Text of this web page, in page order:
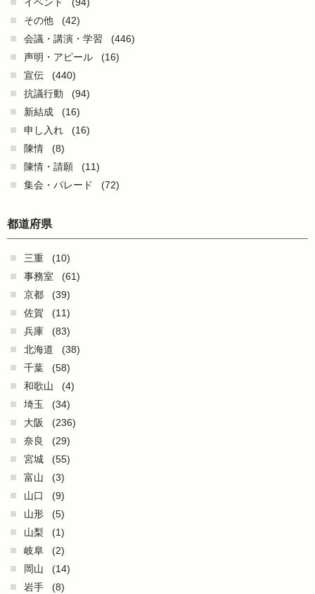
その他
(42)
会議・講演・学習
(446)
声明・アピール
(16)
宣伝
(440)
抗議行動
(94)
新結成
(16)
申し入れ
(16)
陳情
(8)
陳情・請願
(11)
集会・パレード
(72)
都道府県
三重
(10)
事務室
(61)
京都
(39)
佐賀
(11)
兵庫
(83)
北海道
(38)
千葉
(58)
和歌山
(4)
埼玉
(34)
大阪
(236)
奈良
(29)
宮城
(55)
富山
(3)
山口
(9)
山形
(5)
山梨
(1)
岐阜
(2)
岡山
(14)
岩手
(8)